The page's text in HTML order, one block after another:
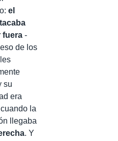
el
fuera -
de los
su
era
la
llegaba
. Y